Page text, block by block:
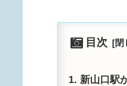
目次
新山口駅